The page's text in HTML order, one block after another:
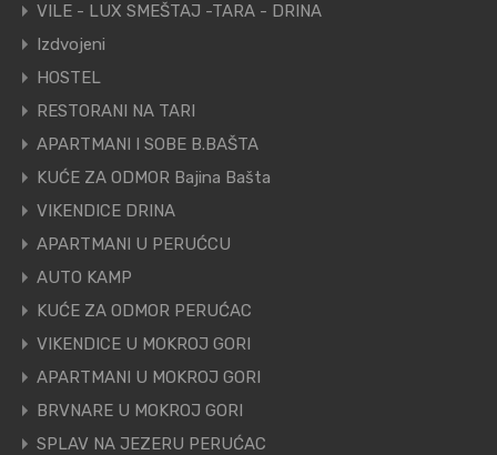
VILE - LUX SMEŠTAJ -TARA - DRINA
Izdvojeni
HOSTEL
RESTORANI NA TARI
APARTMANI I SOBE B.BAŠTA
KUĆE ZA ODMOR Bajina Bašta
VIKENDICE DRINA
APARTMANI U PERUĆCU
AUTO KAMP
KUĆE ZA ODMOR PERUĆAC
VIKENDICE U MOKROJ GORI
APARTMANI U MOKROJ GORI
BRVNARE U MOKROJ GORI
SPLAV NA JEZERU PERUĆAC